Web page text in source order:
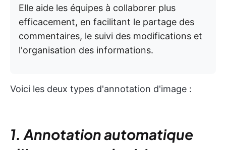
Elle aide les équipes à collaborer plus
efficacement, en facilitant le partage des
commentaires, le suivi des modifications et
l'organisation des informations.
Voici les deux types d'annotation d'image :
1. Annotation automatique